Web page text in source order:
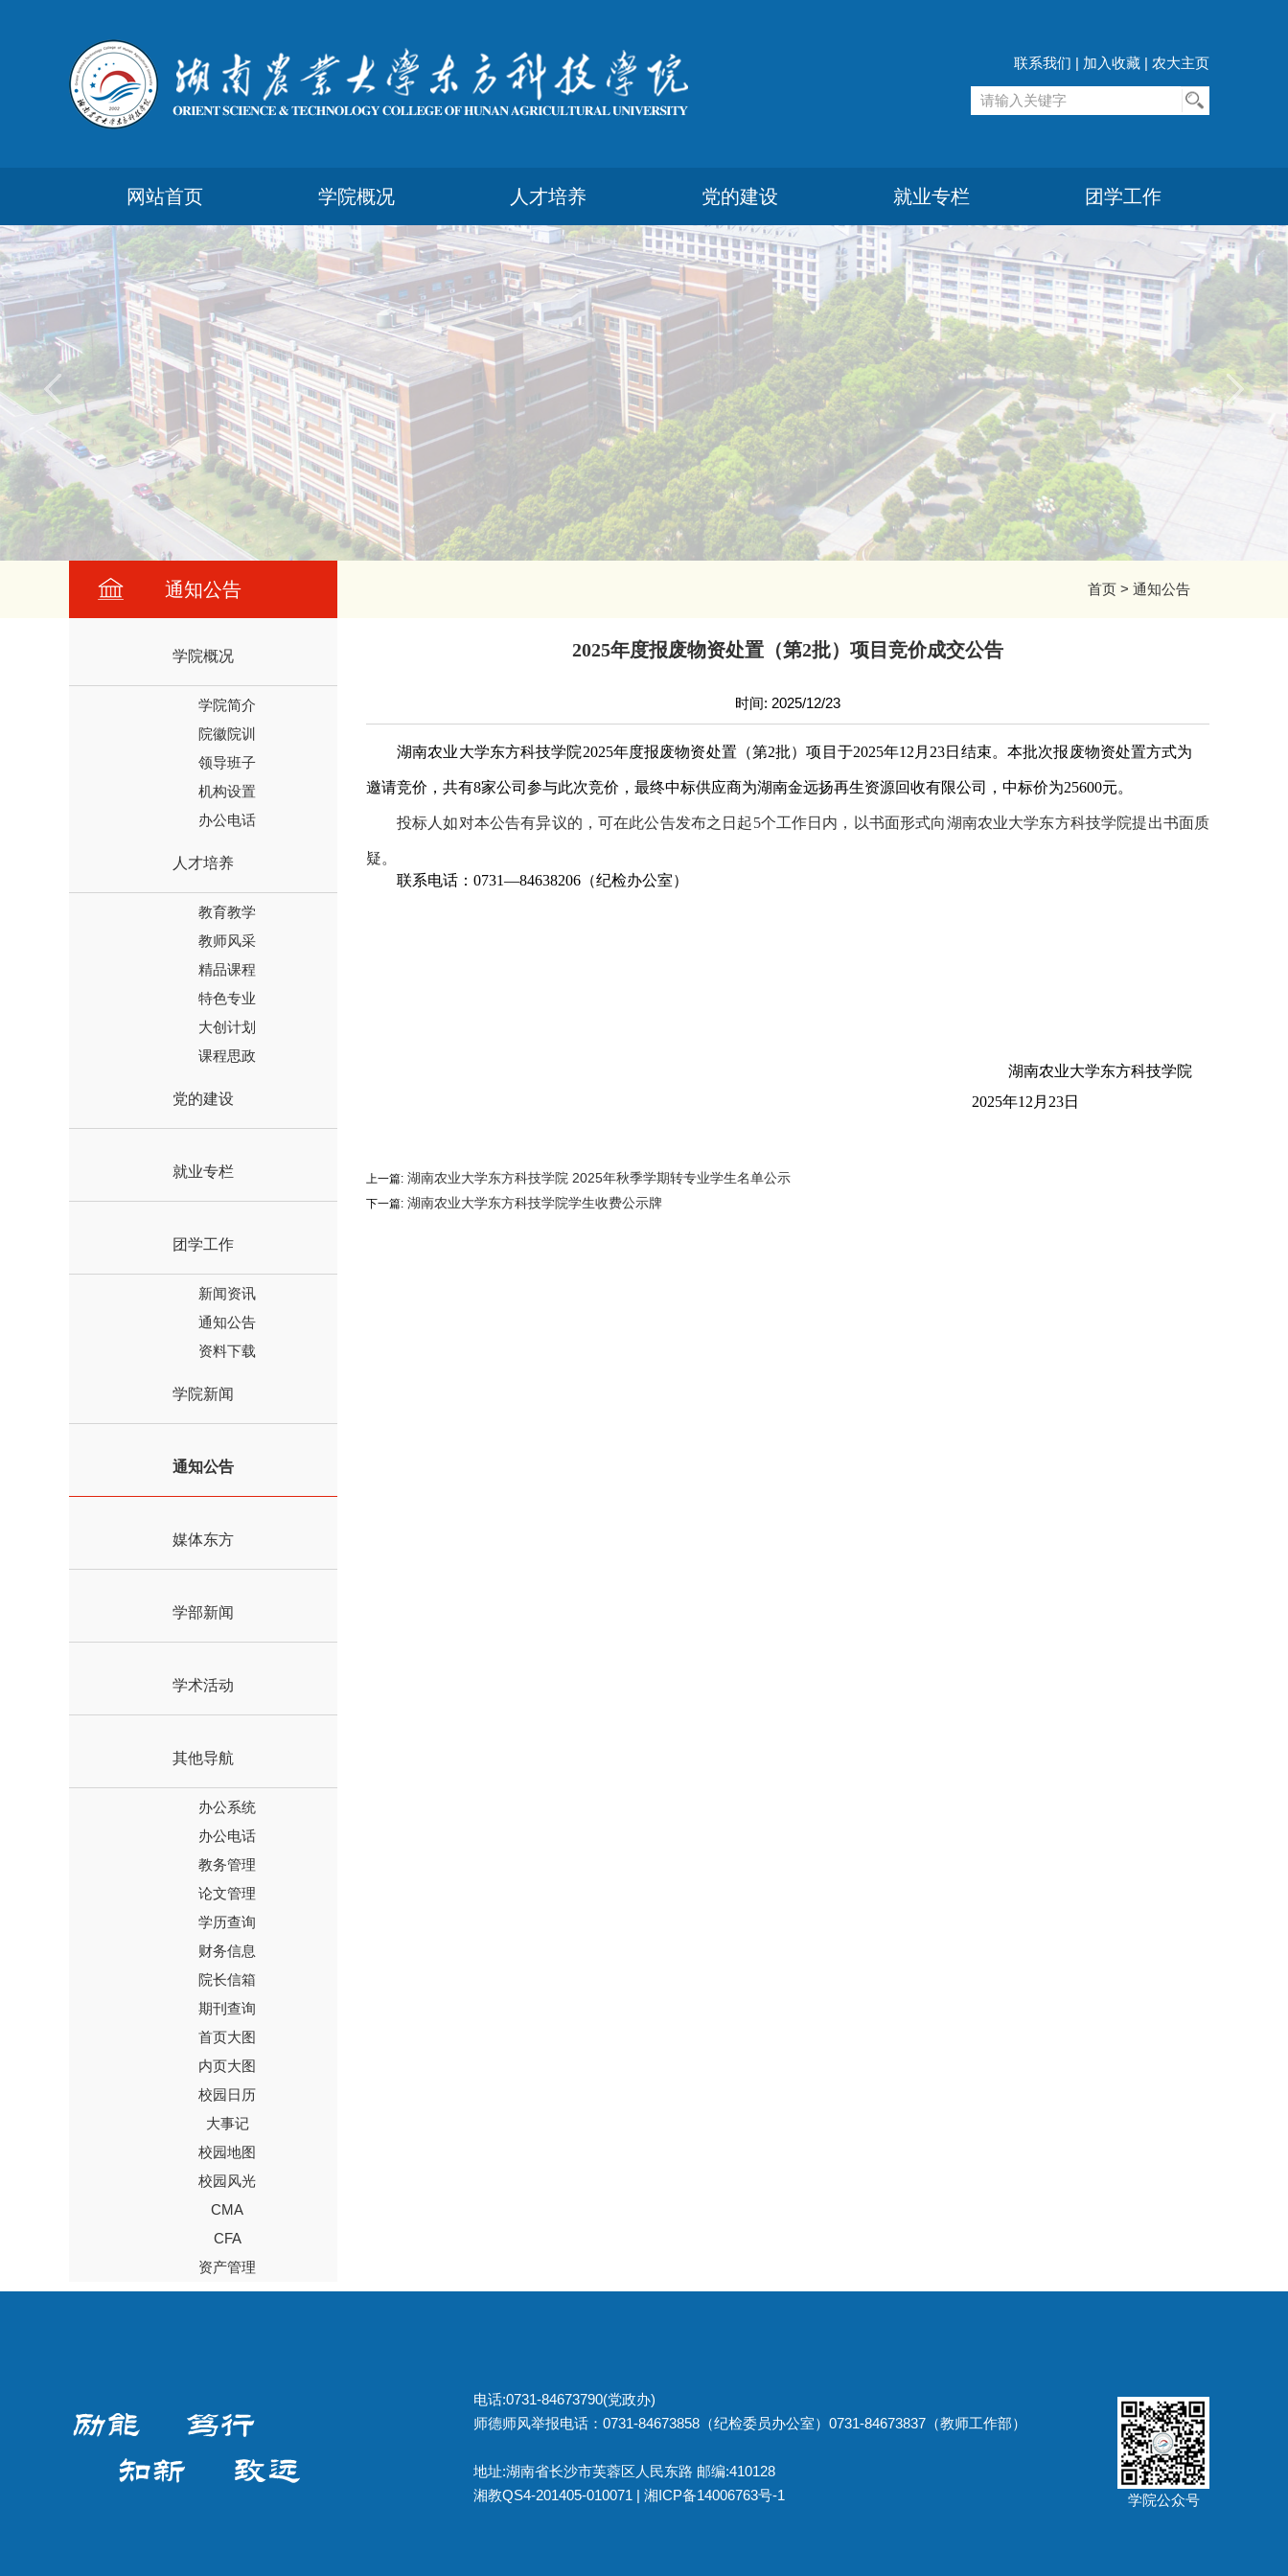
联系我们 | 加入收藏 | 农大主页
网站首页 学院概况 人才培养 党的建设 就业专栏 团学工作
通知公告 首页 > 通知公告
学院概况
学院简介
院徽院训
领导班子
机构设置
办公电话
人才培养
教育教学
教师风采
精品课程
特色专业
大创计划
课程思政
党的建设
就业专栏
团学工作
新闻资讯
通知公告
资料下载
学院新闻
通知公告
媒体东方
学部新闻
学术活动
其他导航
办公系统
办公电话
教务管理
论文管理
学历查询
财务信息
院长信箱
期刊查询
首页大图
内页大图
校园日历
大事记
校园地图
校园风光
CMA
CFA
资产管理
2025年度报废物资处置（第2批）项目竞价成交公告
时间: 2025/12/23
湖南农业大学东方科技学院2025年度报废物资处置（第2批）项目于2025年12 月 23日结束。本批次报废物资处置方式为
邀请竞价，共有8家公司参与此次竞价，最终中标供应商为湖南金远扬再生资源回收有限公司，中标价为25600元。
投标人如对本公告有异议的，可在此公告发布之日起5个工作日内，以书面形式向湖南农业大学东方科技学院提出书面质
疑。
联系电话： 0731—84638206 （纪检办公室）
湖南农业大学东方科技学院
2025年12 月 23日
上一篇: 湖南农业大学东方科技学院 2025年秋季学期转专业学生名单公示
下一篇: 湖南农业大学东方科技学院学生收费公示牌
电话:0731-84673790(党政办)
师德师风举报电话：0731-84673858（纪检委员办公室）0731-84673837（教师工作部）
地址:湖南省长沙市芙蓉区人民东路 邮编:410128
湘教QS4-201405-010071 | 湘ICP备14006763号-1 学院公众号